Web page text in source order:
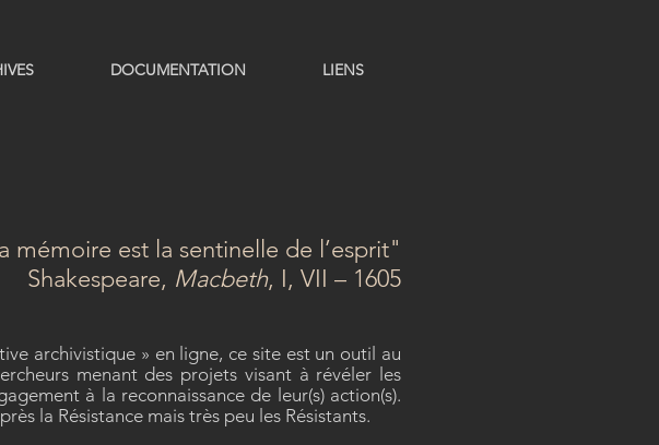
DOCUMENTATION LIENS
mémoire est la sentinelle de l’esprit"
Shakespeare, Macbeth, I, VII – 1605
archivistique » en ligne, ce site est un outil au
menant des projets visant à révéler les
à la reconnaissance de leur(s) action(s).
la Résistance mais très peu les Résistants.